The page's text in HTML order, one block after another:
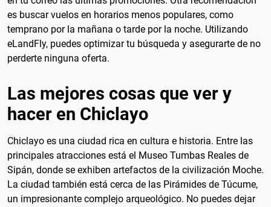
es buscar vuelos en horarios menos populares, como
temprano por la mañana o tarde por la noche. Utilizando
eLandFly, puedes optimizar tu búsqueda y asegurarte de no
perderte ninguna oferta.
Las mejores cosas que ver y
hacer en Chiclayo
Chiclayo es una ciudad rica en cultura e historia. Entre las
principales atracciones está el Museo Tumbas Reales de
Sipán, donde se exhiben artefactos de la civilización Moche.
La ciudad también está cerca de las Pirámides de Túcume,
un impresionante complejo arqueológico. No puedes dejar